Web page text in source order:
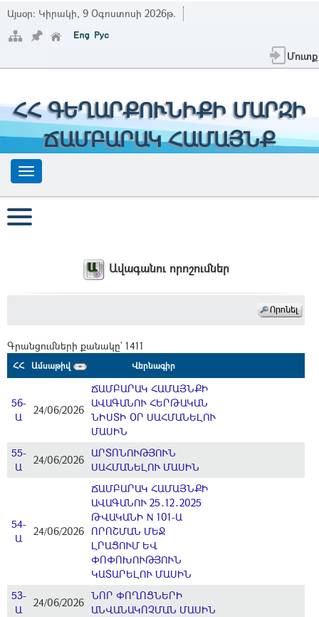
Այսօր: Կիրակի, 9 Օգոստոսի 2026թ.
Մուտք
ՀՀ ԳԵՂԱՐՔՈՒՆԻՔԻ ՄԱՐԶԻ
ՃԱՄԲԱՐԱԿ ՀԱՄԱՅՆՔ
Ավագանու որոշումներ
Գրանցումների քանակը` 1411
ՀՀ Ամսաթիվ Վերնագիր
56-
Ա
24/06/2026
ՃԱՄԲԱՐԱԿ ՀԱՄԱՅՆՔԻ
ԱՎԱԳԱՆՈՒ ՀԵՐԹԱԿԱՆ
ՆԻՍՏԻ ՕՐ ՍԱՀՄԱՆԵԼՈՒ
ՄԱՍԻՆ
55-
Ա
24/06/2026
ԱՐՏՈՆՈՒԹՅՈՒՆ
ՍԱՀՄԱՆԵԼՈՒ ՄԱՍԻՆ
54-
Ա
24/06/2026
ՃԱՄԲԱՐԱԿ ՀԱՄԱՅՆՔԻ
ԱՎԱԳԱՆՈՒ 25․12․2025
ԹՎԱԿԱՆԻ N 101-Ա
ՈՐՈՇՄԱՆ ՄԵՋ
ԼՐԱՑՈՒՄ ԵՎ
ՓՈՓՈԽՈՒԹՅՈՒՆ
ԿԱՏԱՐԵԼՈՒ ՄԱՍԻՆ
53-
Ա
24/06/2026
ՆՈՐ ՓՈՂՈՑՆԵՐԻ
ԱՆՎԱՆԱԿՈՉՄԱՆ ՄԱՍԻՆ